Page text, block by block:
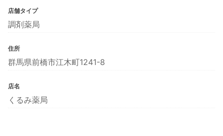
店舗タイプ
調剤薬局
住所
群馬県前橋市江木町1241-8
店名
くるみ薬局